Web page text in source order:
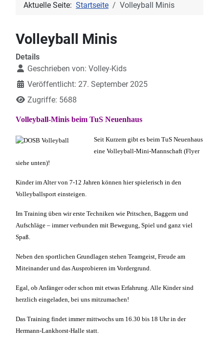
Aktuelle Seite: Startseite Volleyball Minis
Volleyball Minis
Details
Geschrieben von: Volley-Kids
Veröffentlicht: 27. September 2025
Zugriffe: 5688
Volleyball-Minis beim TuS Neuenhaus
Seit Kurzem gibt es beim TuS Neuenhaus
eine Volleyball-Mini-Mannschaft (Flyer
siehe unten)!
Kinder im Alter von 7-12 Jahren können hier spielerisch in den
Volleyballsport einsteigen.
Im Training üben wir erste Techniken wie Pritschen, Baggern und
Aufschläge – immer verbunden mit Bewegung, Spiel und ganz viel
Spaß.
Neben den sportlichen Grundlagen stehen Teamgeist, Freude am
Miteinander und das Ausprobieren im Vordergrund.
Egal, ob Anfänger oder schon mit etwas Erfahrung. Alle Kinder sind
herzlich eingeladen, bei uns mitzumachen!
Das Training findet immer mittwochs um 16.30 bis 18 Uhr in der
Hermann-Lankhorst-Halle statt.